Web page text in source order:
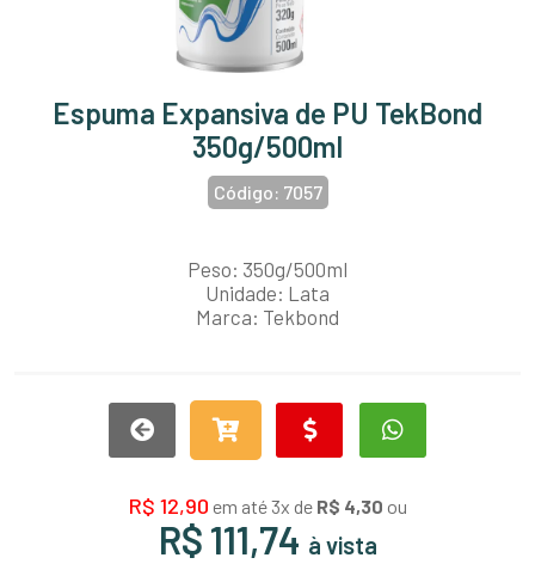
Espuma Expansiva de PU TekBond
350g/500ml
Código: 7057
Peso: 350g/500ml
Unidade: Lata
Marca: Tekbond
R$ 12,90 em até 3x de R$ 4,30 ou
R$ 111,74 à vista